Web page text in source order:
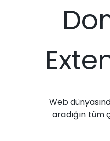
Web
aradığın tüm